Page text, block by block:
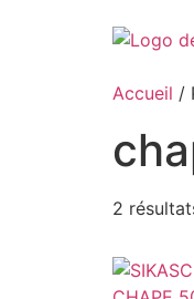
Accueil /
2